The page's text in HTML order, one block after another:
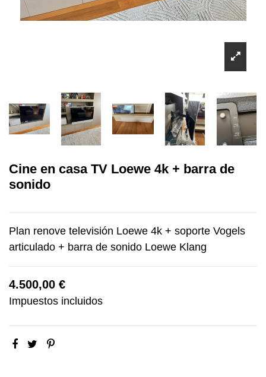
Cine en casa TV Loewe 4k + barra de
sonido
Plan renove televisión Loewe 4k + soporte Vogels
articulado + barra de sonido Loewe Klang
4.500,00 €
Impuestos incluidos